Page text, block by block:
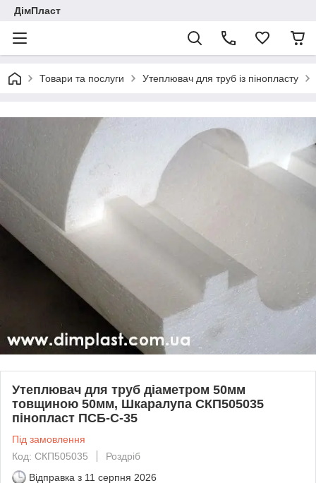
ДімПласт
Товари та послуги Утеплювач для труб із пінопласту
Утеплювач для труб діаметром 50мм
товщиною 50мм, Шкаралупа СКП505035
пінопласт ПСБ-С-35
Під замовлення
Код: СКП505035
Роздріб
Відправка з 11 серпня 2026